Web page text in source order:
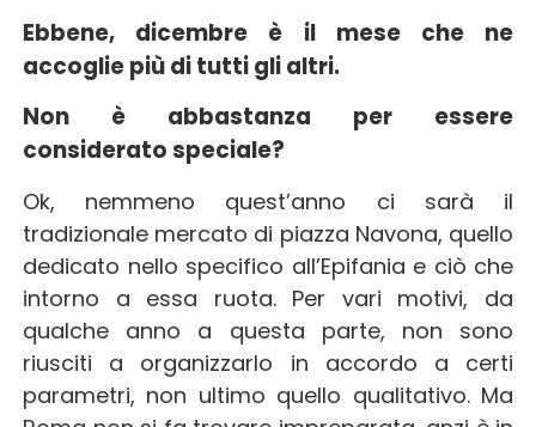
Ebbene, dicembre è il mese che ne
accoglie più di tutti gli altri.
Non è abbastanza per essere
considerato speciale?
Ok, nemmeno quest’anno ci sarà il
tradizionale mercato di piazza Navona, quello
dedicato nello specifico all’Epifania e ciò che
intorno a essa ruota. Per vari motivi, da
qualche anno a questa parte, non sono
riusciti a organizzarlo in accordo a certi
parametri, non ultimo quello qualitativo. Ma